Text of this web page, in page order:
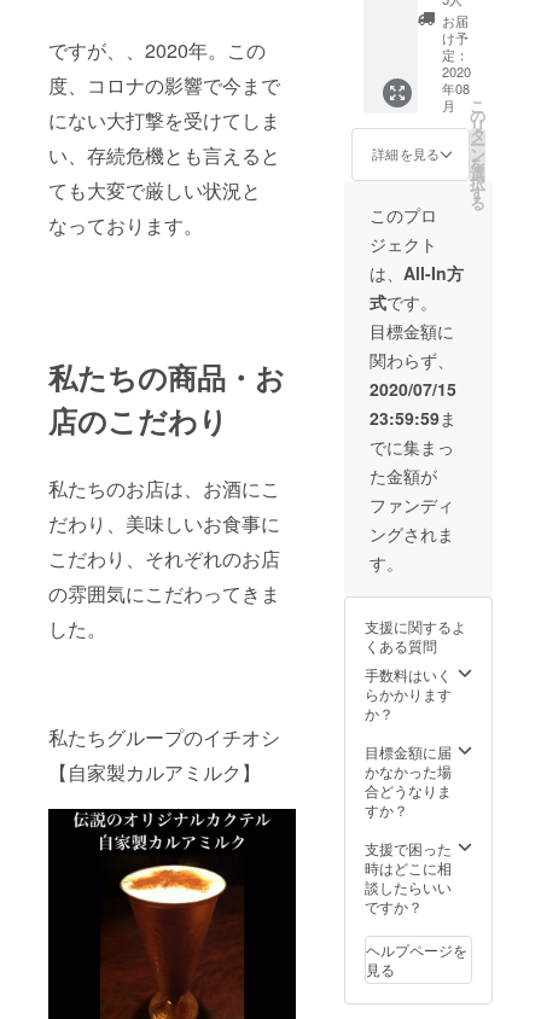
ですが、、2020年。この
度、コロナの影響で今まで
にない大打撃を受けてしま
い、存続危機とも言えると
ても大変で厳しい状況と
なっております。
私たちの商品・お
店のこだわり
私たちのお店は、お酒にこ
だわり、美味しいお食事に
こだわり、それぞれのお店
の雰囲気にこだわってきま
した。
私たちグループのイチオシ
【自家製カルアミルク】
田から
お礼の
メール
【ご注
意】 リ
ターン
はご登
録頂い
ている
メール
アドレ
スから
お届け
しま
す。
メール
アドレ
スのお
間違え
が無い
よう
に、ど
うぞお
気を付
けくだ
さい。
ルティ
ングを
させて
頂きま
す。物
件の選
び方や
チラシ
の作成
の仕方
から、
メ
ニュー
開発、
マ－ケ
ティン
グまで
しっか
りとご
相談に
のっ
て、お
手伝い
を致し
ます。
(この価
格は、
今回の
せて頂
使用期
限 2021
年12月
31日
【ご注
ターン
はご登
録頂い
ている
アドレ
スから
お届け
しま
メール
アドレ
スのお
間違え
チケッ
ト 使用
期間 チ
ケット
が届い
た日(8
月中)〜
2021年
12月31
日
※【プラ
ス】隠
れ家
バーの
ウイス
キーボ
トルキ
－プ1本
(バー
デュー
ス、も
しくは
バー
デュー
ス別館
にて、
おすす
めウイ
キ－プ
頂きま
す)キ－
プ期限
は最初
に飲ま
から1年
※【プラ
ス】代
表の山
度、ど
ちらか
の飲食
店で、
ツーマ
ンでお
食事を
ご馳走
お届
け予
定：
2020
年08
月
詳細を見る
こ
の
リ
タ
ー
ン
を
選
択
す
る
このプロ
ジェクト
は、 All-In方
式です。
目標金額に
関わらず、
2020/07/15
23:59:59ま
でに集まっ
た金額が
ファンディ
ングされま
す。
支援に関するよ
くある質問
手数料はいく
らかかります
か？
目標金額に届
かなかった場
合どうなりま
すか？
支援で困った
時はどこに相
談したらいい
ですか？
ヘルプページを
見る